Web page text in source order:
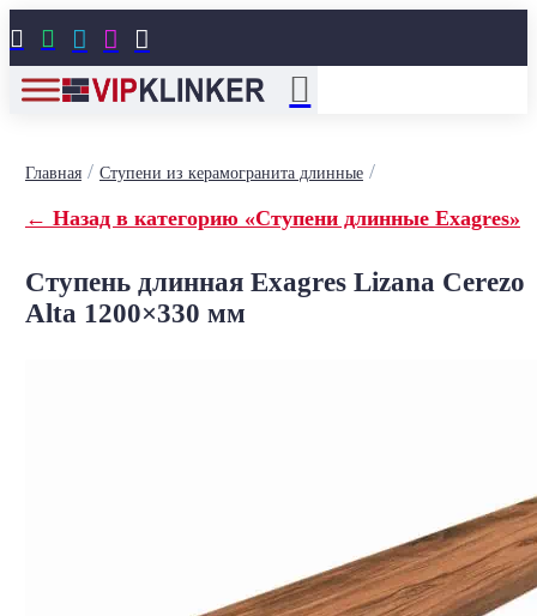
    
Главная/ Ступени из керамогранита длинные/
← Назад в категорию «Ступени длинные Exagres»
Ступень длинная Exagres Lizana Cerezo
Alta 1200×330 мм